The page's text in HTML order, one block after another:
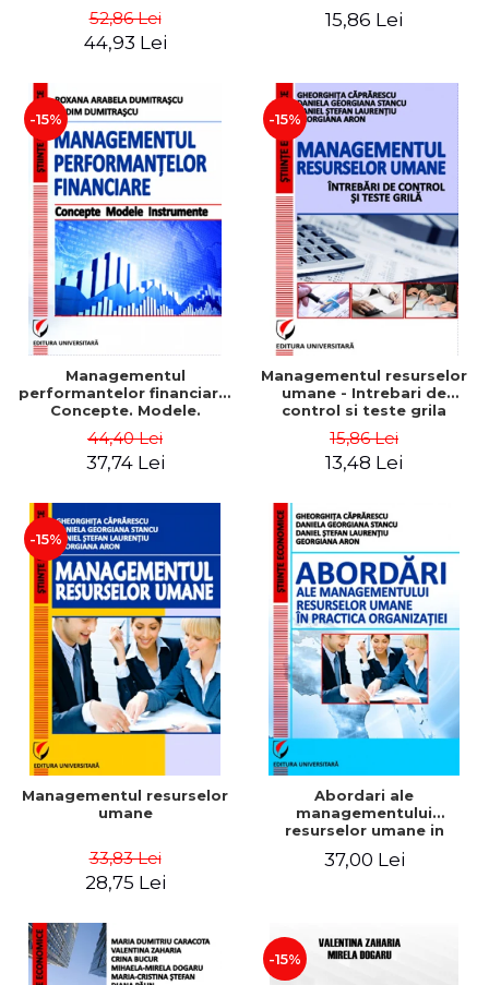
52,86 Lei
44,93 Lei
Georgiana Aron
15,86 Lei
-15%
Managementul
performantelor financiare.
Concepte. Modele.
44,40 Lei
37,74 Lei
-15%
Managementul resurselor
umane - Intrebari de
control si teste grila
15,86 Lei
13,48 Lei
-15%
Managementul resurselor
umane
33,83 Lei
28,75 Lei
Abordari ale
managementului
resurselor umane in
37,00 Lei
-15%